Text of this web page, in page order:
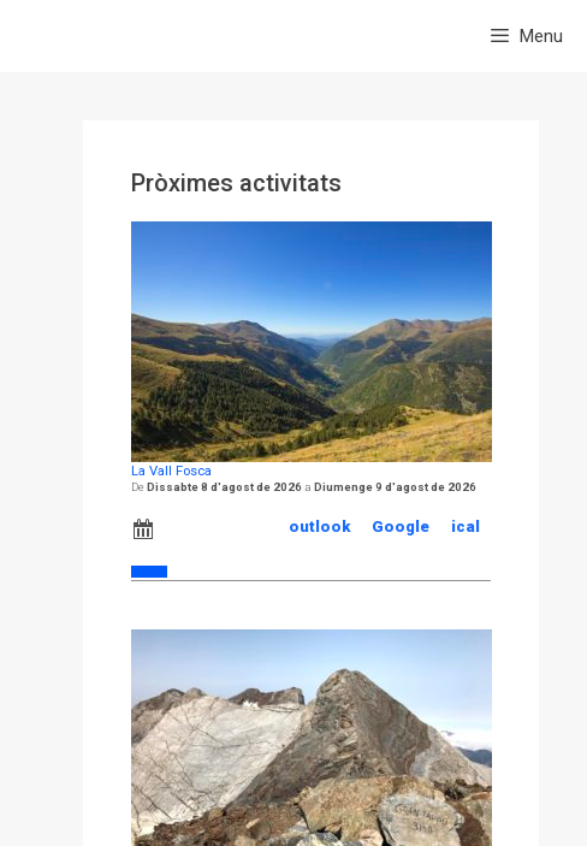
Menu
Pròximes activitats
La Vall Fosca
Dissabte 8 d'agost de 2026 Diumenge 9 d'agost de 2026
ical
Google
outlook